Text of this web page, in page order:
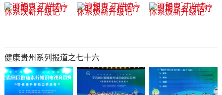
健康贵州系列报道之七十六